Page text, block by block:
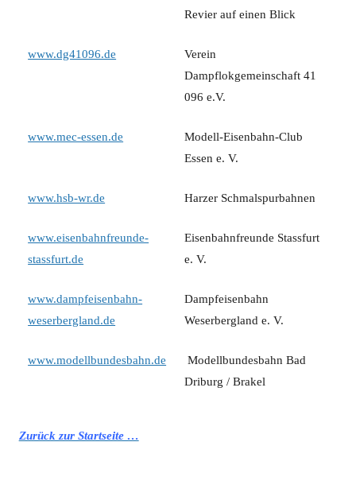
Revier auf einen Blick
www.dg41096.de
Verein
Dampflokgemeinschaft 41
096 e.V.
www.mec-essen.de
Modell-Eisenbahn-Club
Essen e. V.
www.hsb-wr.de Harzer Schmalspurbahnen
www.eisenbahnfreunde-
stassfurt.de
Eisenbahnfreunde Stassfurt
e. V.
www.dampfeisenbahn-
weserbergland.de
Dampfeisenbahn
Weserbergland e. V.
www.modellbundesbahn.de
Modellbundesbahn Bad
Driburg / Brakel
Zurück zur Startseite …